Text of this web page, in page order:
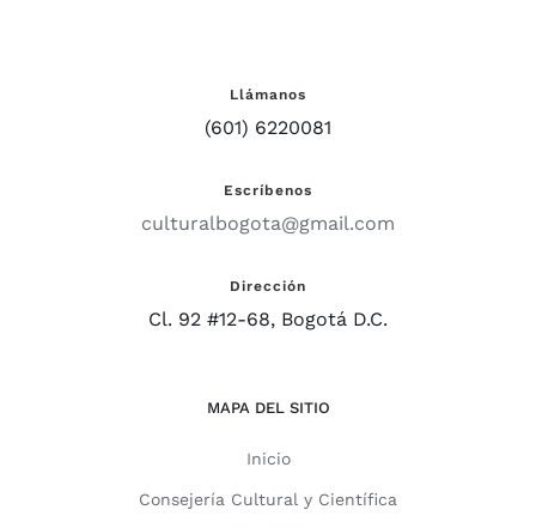
Llámanos
(601) 6220081
Escríbenos
culturalbogota@gmail.com
Dirección
Cl. 92 #12-68, Bogotá D.C.
MAPA DEL SITIO
Inicio
Consejería Cultural y Científica